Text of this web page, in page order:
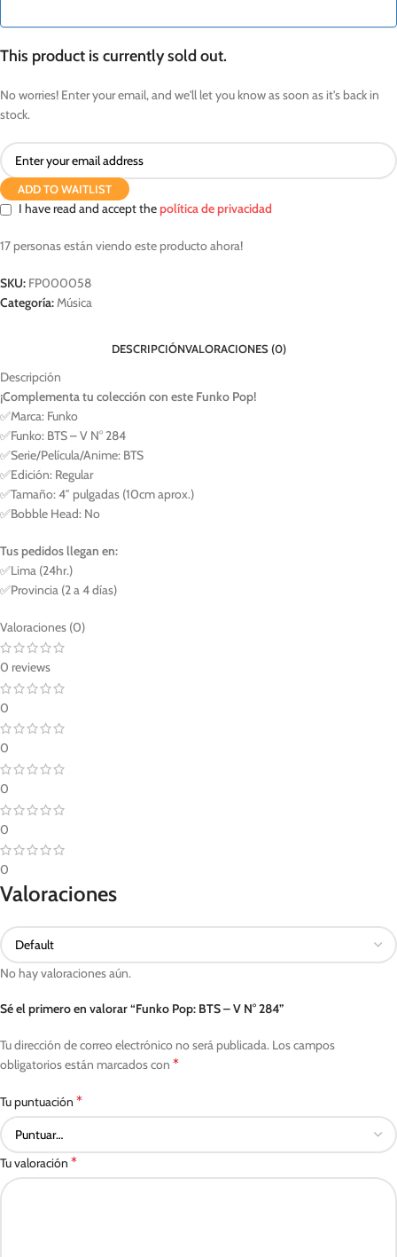
This product is currently sold out.
No worries! Enter your email, and we'll let you know as soon as it's back in
stock.
ADD TO WAITLIST
I have read and accept thepolítica de privacidad
17 personas están viendo este producto ahora!
SKU: FP000058
Categoría:Música
DESCRIPCIÓNVALORACIONES (0)
Descripción
¡Complementa tu colección con este Funko Pop!
✅Marca: Funko
✅Funko: BTS – V N° 284
✅Serie/Película/Anime: BTS
✅Edición: Regular
✅Tamaño: 4″ pulgadas (10cm aprox.)
✅Bobble Head: No
Tus pedidos llegan en:
✅Lima (24hr.)
✅Provincia (2 a 4 días)
Valoraciones (0)
0 reviews
0
0
0
0
0
Valoraciones
No hay valoraciones aún.
Sé el primero en valorar “Funko Pop: BTS – V N° 284”
Tu dirección de correo electrónico no será publicada. Los campos
obligatorios están marcados con *
Tu puntuación *
Tu valoración *